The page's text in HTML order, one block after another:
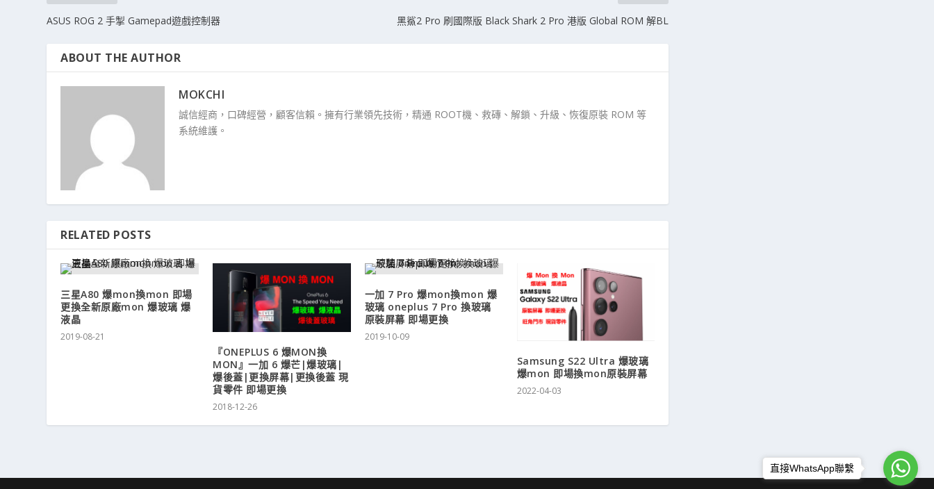
ASUS ROG 2 手掣 Gamepad遊戲控制器 黑鯊2 Pro 刷國際版 Black Shark 2 Pro 港版 Global ROM 解BL
ABOUT THE AUTHOR
MOKCHI
誠信經商，口碑經營，顧客信賴。擁有行業領先技術，精通 ROOT機、救磚、解鎖、升級、恢復原裝 ROM 等
系統維護。
RELATED POSTS
三星A80 爆mon換mon 即場
更換全新原廠mon 爆玻璃 爆
液晶
2019-08-21
『ONEPLUS 6 爆MON換
MON』一加 6 爆芒|爆玻璃|
爆後蓋|更換屏幕|更換後蓋 現
貨零件 即場更換
2018-12-26
一加 7 Pro 爆mon換mon 爆
玻璃 oneplus 7 Pro 換玻璃
原裝屏幕 即場更換
2019-10-09
Samsung S22 Ultra 爆玻璃
爆mon 即場換mon原裝屏幕
2022-04-03
直接WhatsApp聯繫